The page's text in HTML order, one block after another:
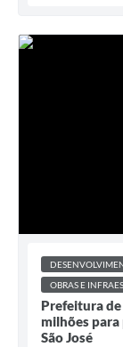
OBRAS E
Prefeitura
milhões
São José